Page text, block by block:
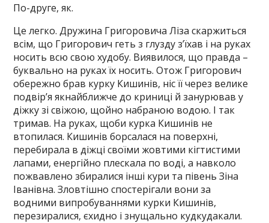
По-друге, як.
Це легко. Дружина Григоровича Ліза скаржиться
всім, що Григорович геть з глузду з’їхав і на руках
носить всю свою худобу. Виявилося, що правда –
буквально на руках їх носить. Отож Григорович
обережно брав курку Кишинів, ніс її через велике
подвір’я якнайближче до криниці й занурював у
діжку зі свіжою, щойно набраною водою. І так
тримав. На руках, щоби курка Кишинів не
втопилася. Кишинів борсалася на поверхні,
перебирала в діжці своїми жовтими кігтистими
лапами, енергійно плескала по воді, а навколо
пожвавлено збиралися інші кури та півень Зіна
Іванівна. Зловтішно спостерігали вони за
водними випробуваннями курки Кишинів,
перезиралися, єхидно і знущально кудкудакали.